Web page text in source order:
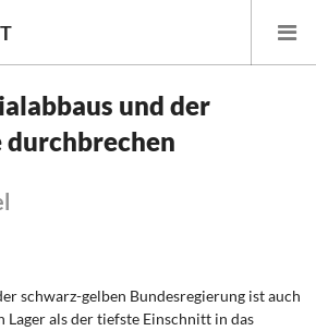
und Finanzpolitik
und der
schwarz-gelben Bundesregierung ist auch
Lager als der tiefste Einschnitt in das